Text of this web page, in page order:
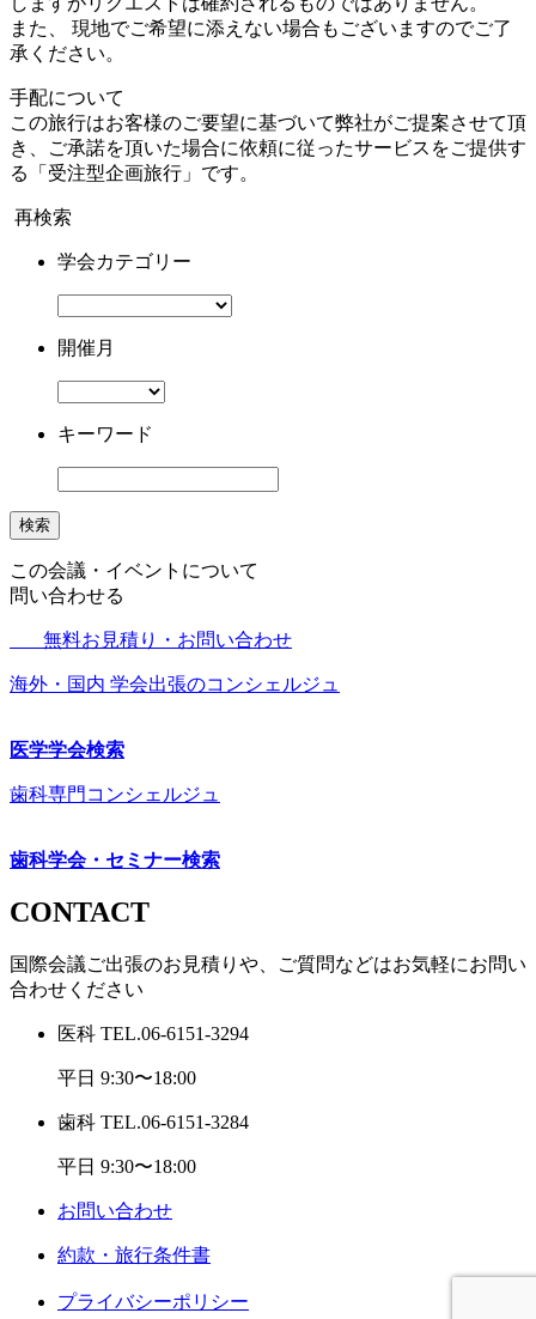
また、 現地でご希望に添えない場合もございますのでご了
承ください。
手配について
この旅行はお客様のご要望に基づいて弊社がご提案させて頂
き、ご承諾を頂いた場合に依頼に従ったサービスをご提供す
る「受注型企画旅行」です。
再検索
学会カテゴリー
開催月
キーワード
検索
この会議・イベントについて
問い合わせる
無料お見積り・お問い合わせ
海外・国内 学会出張のコンシェルジュ
医学学会検索
歯科専門コンシェルジュ
歯科学会・セミナー検索
CONTACT
国際会議ご出張のお見積りや、ご質問などはお気軽にお問い
合わせください
医科 TEL.06-6151-3294
平日 9:30〜18:00
歯科 TEL.06-6151-3284
平日 9:30〜18:00
お問い合わせ
約款・旅行条件書
プライバシーポリシー